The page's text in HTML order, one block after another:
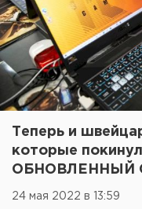
Теперь и
которые
ОБНОВЛЕННЫЙ
24 мая 2022 в 13:59